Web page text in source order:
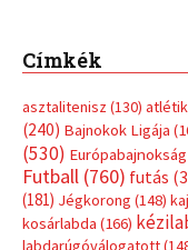
Címkék
asztalitenisz (130)
(240) Bajnokok Ligája
(530) Európabajnokság
Futball (760) futás
(181) Jégkorong (148)
kosárlabda (166)
labdarúgóválogatott